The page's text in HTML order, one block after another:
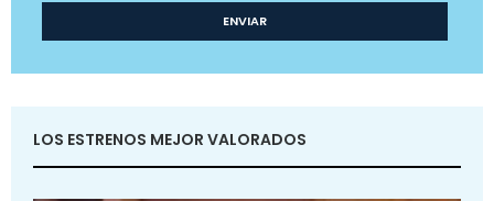
LOS ESTRENOS MEJOR VALORADOS